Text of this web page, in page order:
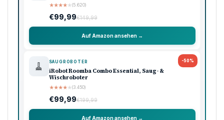
★★★★★(5.620)
€99,99€149,99
Auf Amazon ansehen →
-50%
🧹 SAUGROBOTER
iRobot Roomba Combo Essential, Saug- &
Wischroboter
★★★★★(3.450)
€99,99€199,99
Auf Amazon ansehen →